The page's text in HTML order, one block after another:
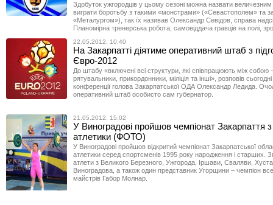
Здобуток ужгородців у цьому сезоні можна назвати
виграти боротьбу з такими «монстрами» («Севастополем» та
«Металургом»), так їх називав Олександр Севідов, справа
Планомірна тренерська робота, самовіддача гравців на полі,
22.05.2012, 10:40
На Закарпатті діятиме оперативний штаб з
Євро-2012
До штабу «включені всі структури, які співпрацюють між собою
рятувальники, прикордонники, міліція та інші», розповів
конференції голова Закарпатської ОДА Олександр Ледида.
оперативний штаб особисто сам губернатор.
21.05.2012, 15:02
У Виноградові пройшов чемпіонат Закарпаття з
атлетики (ФОТО)
У Виноградові пройшов відкритий чемпіонат Закарпатської
атлетики серед спортсменів 1995 року народження і старших.
атлети з Великого Березного, Ужгорода, Іршави, Сваляви,
Виноградова, а також один представник Угорщини – чемпіон
майстрів Габор Молнар.